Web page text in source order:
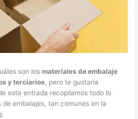
son los materiales de embalaje
y terciarios, pero te gustaría
esta entrada recopilamos todo lo
embalajes, tan comunes en la
.